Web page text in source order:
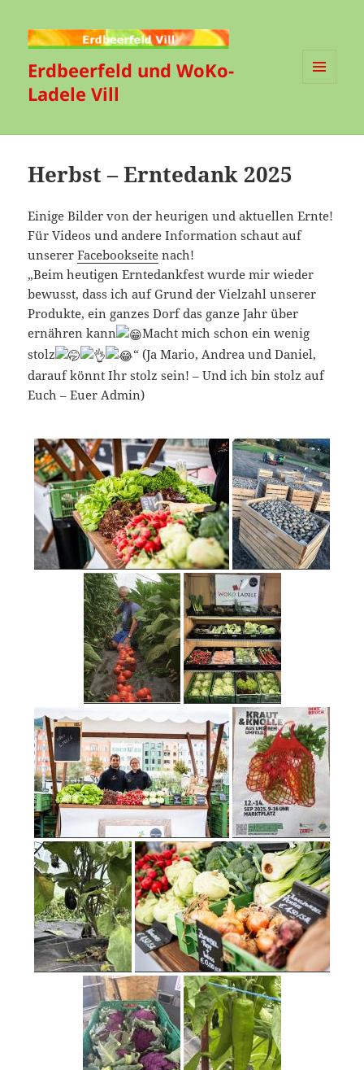
Erdbeerfeld und WoKo-
Ladele Vill
Herbst – Erntedank 2025
Einige Bilder von der heurigen und aktuellen Ernte!
Für Videos und andere Information schaut auf
unsererFacebookseite nach!
„Beim heutigen Erntedankfest wurde mir wieder
bewusst, dass ich auf Grund der Vielzahl unserer
Produkte, ein ganzes Dorf das ganze Jahr über
ernähren kann
Macht mich schon ein wenig
stolz
“ (Ja Mario, Andrea und Daniel,
darauf könnt Ihr stolz sein! – Und ich bin stolz auf
Euch – Euer Admin)